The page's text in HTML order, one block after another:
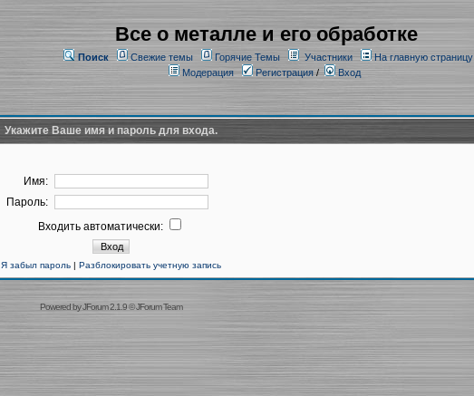
Все о металле и его обработке
Поиск Свежие темы Горячие Темы Участники
На главную страницу
Модерация
Регистрация/ Вход
Укажите Ваше имя и пароль для входа.
Имя:
Пароль:
Входить автоматически:
Я забыл пароль| Разблокировать учетную запись
Powered byJForum 2.1.9©JForum Team